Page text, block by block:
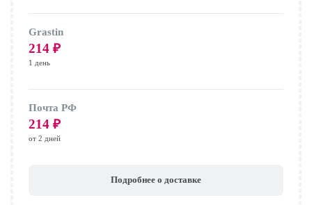
Grastin
214 ₽
1 день
Почта РФ
214 ₽
от 2 дней
Подробнее о доставке